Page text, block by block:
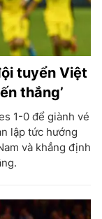
tuyển Việt
thắng’
1-0 để giành vé
lập tức hướng
và khẳng định